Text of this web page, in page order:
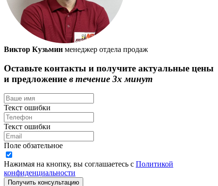
Виктор Кузьмин менеджер отдела продаж
Оставьте контакты и получите актуальные цены
и предложение в течение 3х минут
Текст ошибки
Текст ошибки
Поле обзательное
Нажимая на кнопку, вы соглашаетесь с Политикой
конфиденциальности
Получить консультацию